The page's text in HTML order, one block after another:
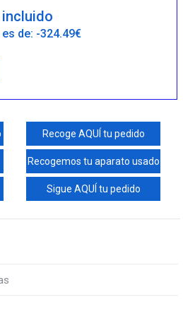
incluido
de: -324.49€
Recoge AQUÍ tu pedido
Recogemos tu aparato usado
Sigue AQUÍ tu pedido